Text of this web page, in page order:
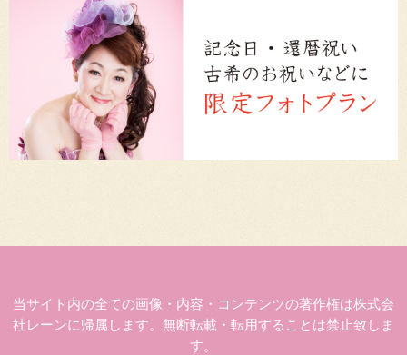
当サイト内の全ての画像・内容・コンテンツの著作権は株式会
社レーンに帰属します。無断転載・転用することは禁止致しま
す。